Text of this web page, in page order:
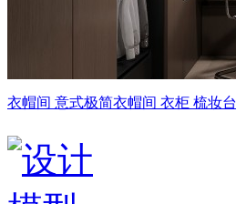
衣帽间 意式极简衣帽间 衣柜 梳妆台